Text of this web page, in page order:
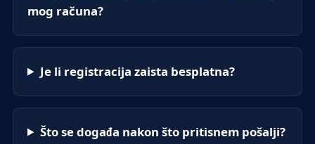
mog računa?
Je li registracija zaista besplatna?
Što se događa nakon što pritisnem pošalji?